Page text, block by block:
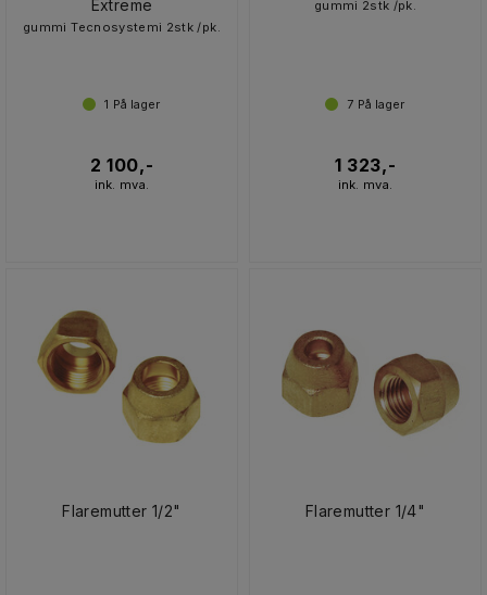
Extreme
gummi Tecnosystemi 2stk /pk.
1 På lager
2 100,-
ink. mva.
gummi 2stk /pk.
7 På lager
1 323,-
ink. mva.
Flaremutter 1/2" Flaremutter 1/4"